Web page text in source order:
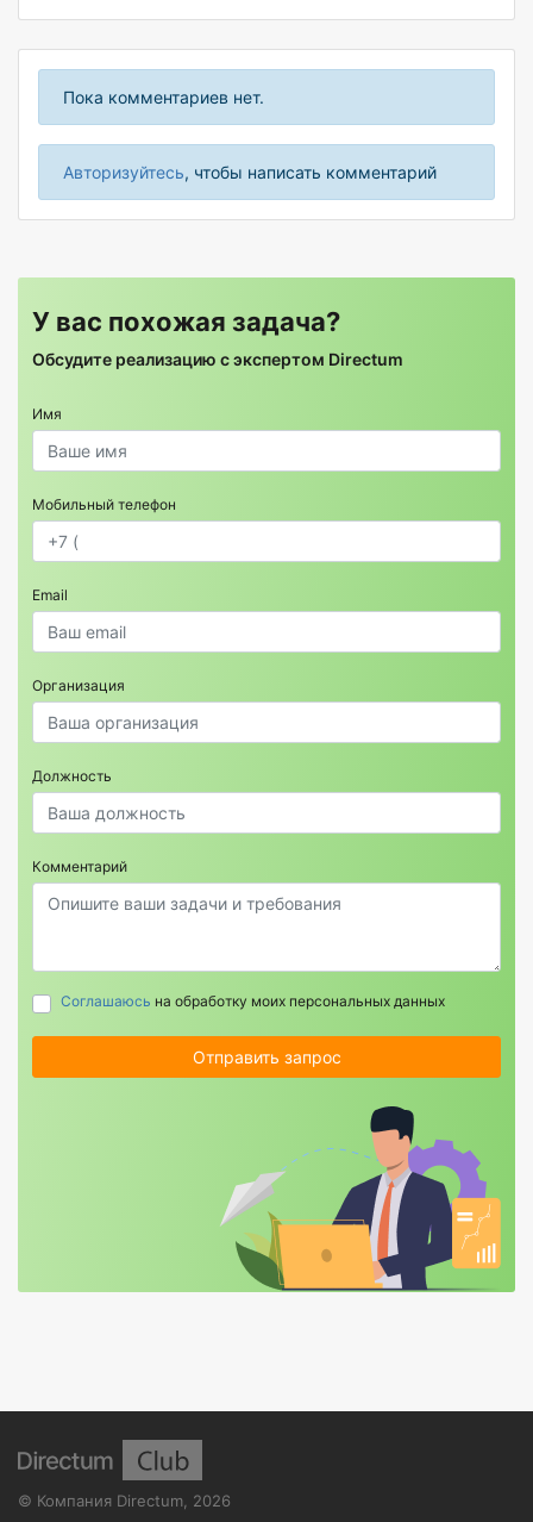
Пока комментариев нет.
Авторизуйтесь, чтобы написать комментарий
У вас похожая задача?
Обсудите реализацию с экспертом Directum
Имя
Мобильный телефон
Email
Организация
Должность
Комментарий
Соглашаюсь на обработку моих персональных данных
Отправить запрос
© Компания Directum 2026